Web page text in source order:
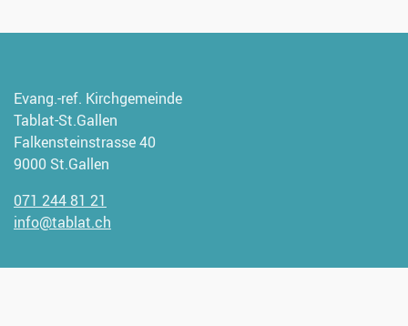
Evang.-ref. Kirchgemeinde
Tablat-St.Gallen
Falkensteinstrasse 40
9000 St.Gallen
071 244 81 21
info@tablat.ch